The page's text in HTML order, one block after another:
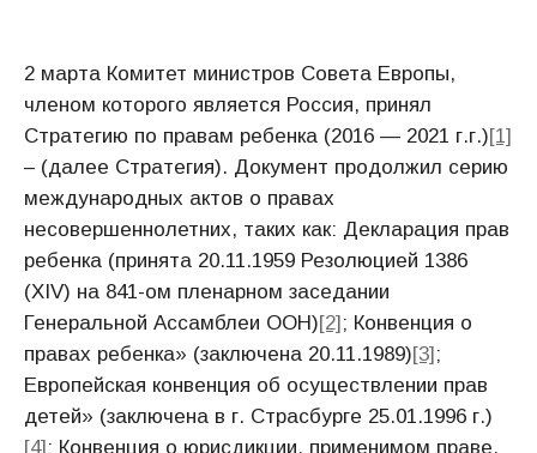
2 марта Комитет министров Совета Европы,
членом которого является Россия, принял
Стратегию по правам ребенка (2016 — 2021 г.г.)[1]
– (далее Стратегия). Документ продолжил серию
международных актов о правах
несовершеннолетних, таких как: Декларация прав
ребенка (принята 20.11.1959 Резолюцией 1386
(XIV) на 841-ом пленарном заседании
Генеральной Ассамблеи ООН)[2]; Конвенция о
правах ребенка» (заключена 20.11.1989)[3];
Европейская конвенция об осуществлении прав
детей» (заключена в г. Страсбурге 25.01.1996 г.)
[4]; Конвенция о юрисдикции, применимом праве,